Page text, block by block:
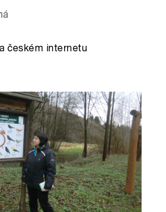
českém internetu